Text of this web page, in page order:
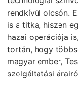
rendkívül olcsón.
is a titka, hiszen
hazai operációja
tortán, hogy
magyar ember,
szolgáltatási